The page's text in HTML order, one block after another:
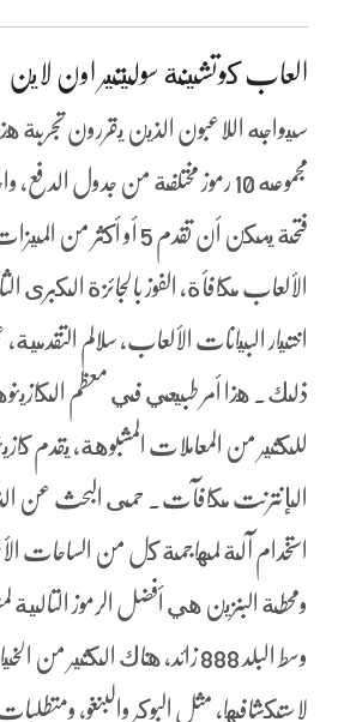
العاب كوتشينة سوليتير اون لاين
سيواجه اللاعبون الذين يقررون تجربة هذه
مجموعه 10 رموز مختلفة من جدول
فتحة يمكن أن تقدم 5 أو
الألعاب مكافأة, الفوز بالجائزة الكبرى
اختيار البيانات الألعاب, سلالم
ذلك. هذا أمر طبيعي في معظم
للكثير من المعاملات المشبوهة، يقدم
الإنترنت مكافآت. حمى البحث عن
استخدام آلة لمهاجمة كل من الساحات
ومحطة البنزين هي أفضل الرموز التالية
وسط البلد 888 زائد, هناك الكثير